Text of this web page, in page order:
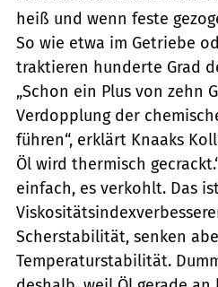
heiß und wenn feste
So wie etwa im Getriebe
traktieren hunderte Grad
„Schon ein Plus von zehn
Verdopplung der
führen“, erklärt Knaaks
Öl wird thermisch
einfach, es verkohlt. Das
Scherstabilität, senken
Temperaturstabilität.